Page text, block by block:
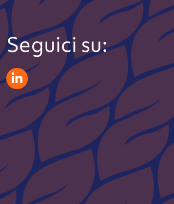
Seguici su:
zeliatech linkedin